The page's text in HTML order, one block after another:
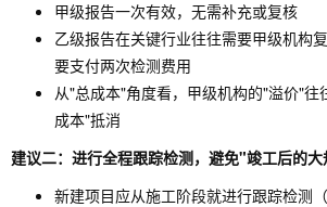
甲级报告一次有效，无需补充或复核
乙级报告在关键行业往往需要甲级机构
要支付两次检测费用
从"总成本"角度看，甲级机构的"溢价"往
成本"抵消
建议二：进行全程跟踪检测，避免"竣工后的
新建项目应从施工阶段就进行跟踪检测（